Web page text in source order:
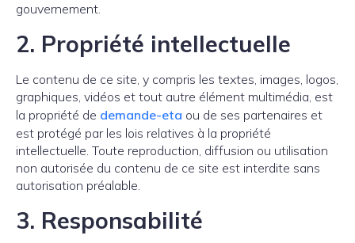
gouvernement.
2. Propriété intellectuelle
Le contenu de ce site, y compris les textes, images, logos,
graphiques, vidéos et tout autre élément multimédia, est
la propriété de demande-eta ou de ses partenaires et
est protégé par les lois relatives à la propriété
intellectuelle. Toute reproduction, diffusion ou utilisation
non autorisée du contenu de ce site est interdite sans
autorisation préalable.
3. Responsabilité